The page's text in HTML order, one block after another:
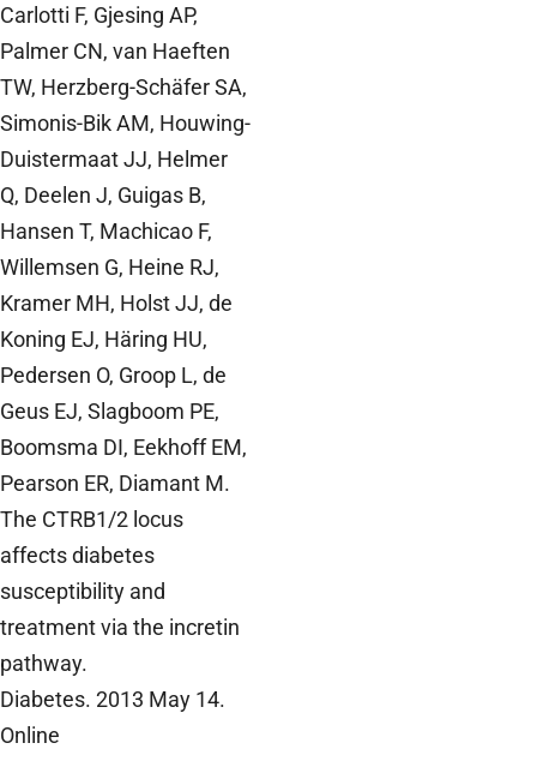
Carlotti F, Gjesing AP,
Palmer CN, van Haeften
TW, Herzberg-Schäfer SA,
Simonis-Bik AM, Houwing-
Duistermaat JJ, Helmer
Q, Deelen J, Guigas B,
Hansen T, Machicao F,
Willemsen G, Heine RJ,
Kramer MH, Holst JJ, de
Koning EJ, Häring HU,
Pedersen O, Groop L, de
Geus EJ, Slagboom PE,
Boomsma DI, Eekhoff EM,
Pearson ER, Diamant M.
The CTRB1/2 locus
affects diabetes
susceptibility and
treatment via the incretin
pathway.
Diabetes. 2013 May 14.
Online